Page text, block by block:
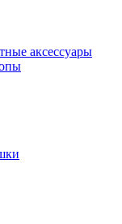
аксессуары